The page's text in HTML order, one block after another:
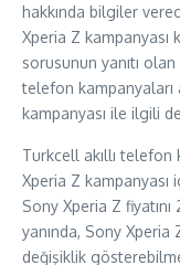
hakkında bilgiler
Xperia Z kampanyası
sorusunun yanıtı olan
telefon kampanyaları
kampanyası ile ilgili
Turkcell akıllı telefon
Xperia Z kampanyası
Sony Xperia Z
yanında, Sony
değişiklik